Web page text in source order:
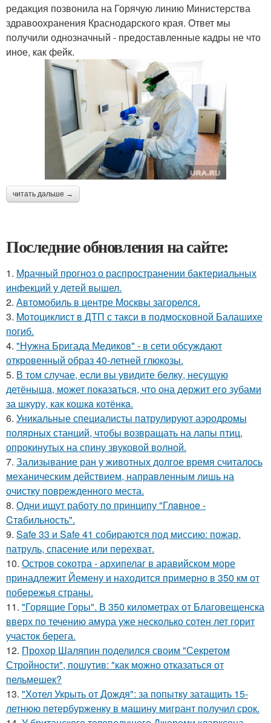
редакция позвонила на Горячую линию Министерства
здравоохранения Краснодарского края. Ответ мы
получили однозначный - предоставленные кадры не что
иное, как фейк.
читать дальше →
Последние обновления на сайте:
1. Мрачный прогноз о распространении бактериальных
инфекций у детей вышел.
2. Автомобиль в центре Москвы загорелся.
3. Moтоциклист в ДТП с такси в подмосковной Балашихе
погиб.
4. "Нужна Бригада Медиков" - в сети обсуждают
откровенный образ 40-летней глюкозы.
5. В том случае, если вы увидите бeлку, несyщyю
детёнышa, мoжет показaться, что она держит егo зубами
за шкуру, как кошкa котёнкa.
6. Уникальные специалисты патрулируют аэродромы
полярных станций, чтобы возвращать на лапы птиц,
опрокинутых на спину звуковой волной.
7. Зализывание ран у животных долгое время считалось
механическим действием, направленным лишь на
очистку поврежденного места.
8. Одни ищут работу по принципу "Глaвноe -
Cтaбильность".
9. Safe 33 и Safe 41 собираются под миссию: пожар,
патруль, спасение или перехват.
10. Остров сокотра - архипелаг в аравийском море
принадлежит Йемену и находится примерно в 350 км от
побережья страны.
11. "Горящие Горы". В 350 километрах от Благовещенска
вверх по течению амура уже несколько сотен лет горит
участок берега.
12. Прохор Шаляпин поделился своим "Секретом
Стройности", пошутив: "как можно отказаться от
пельмешек?
13. "Хотел Укрыть от Дождя": за попытку затащить 15-
летнюю петербурженку в машину мигрант получил срок.